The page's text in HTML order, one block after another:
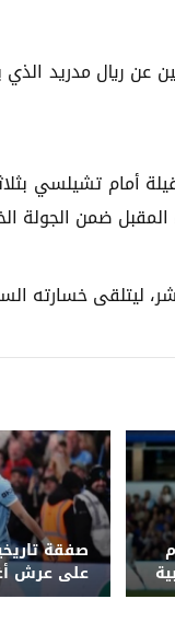
بفارق نقطتين عن ريال
أمام تشيلسي
المقبل ضمن
صفقة
على عرش
بانتقاله